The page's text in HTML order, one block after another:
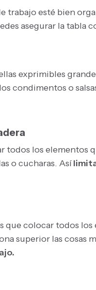
trabajo esté bien
asegurar la tabla
exprimibles
condimentos o
todos los elementos
o cucharas. Así
que colocar todos
superior las cosas